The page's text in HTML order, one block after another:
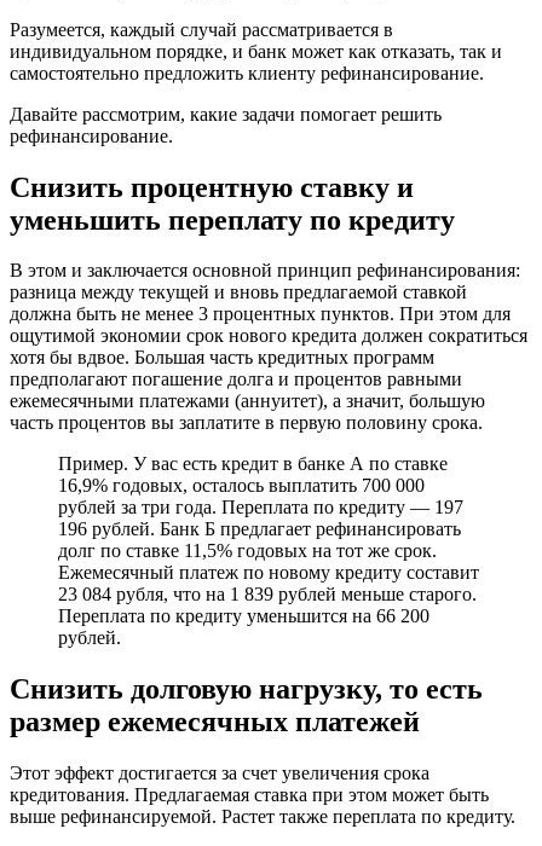
Разумеется, каждый случай рассматривается в
индивидуальном порядке, и банк может как отказать, так и
самостоятельно предложить клиенту рефинансирование.
Давайте рассмотрим, какие задачи помогает решить
рефинансирование.
Снизить процентную ставку и
уменьшить переплату по кредиту
В этом и заключается основной принцип рефинансирования:
разница между текущей и вновь предлагаемой ставкой
должна быть не менее 3 процентных пунктов. При этом для
ощутимой экономии срок нового кредита должен сократиться
хотя бы вдвое. Большая часть кредитных программ
предполагают погашение долга и процентов равными
ежемесячными платежами (аннуитет), а значит, большую
часть процентов вы заплатите в первую половину срока.
Пример. У вас есть кредит в банке А по ставке
16,9% годовых, осталось выплатить 700 000
рублей за три года. Переплата по кредиту — 197
196 рублей. Банк Б предлагает рефинансировать
долг по ставке 11,5% годовых на тот же срок.
Ежемесячный платеж по новому кредиту составит
23 084 рубля, что на 1 839 рублей меньше старого.
Переплата по кредиту уменьшится на 66 200
рублей.
Снизить долговую нагрузку, то есть
размер ежемесячных платежей
Этот эффект достигается за счет увеличения срока
кредитования. Предлагаемая ставка при этом может быть
выше рефинансируемой. Растет также переплата по кредиту.